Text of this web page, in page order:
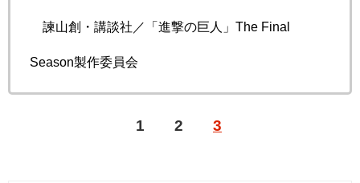
©諫山創・講談社／「進撃の巨人」The Final
Season製作委員会
1 2 3